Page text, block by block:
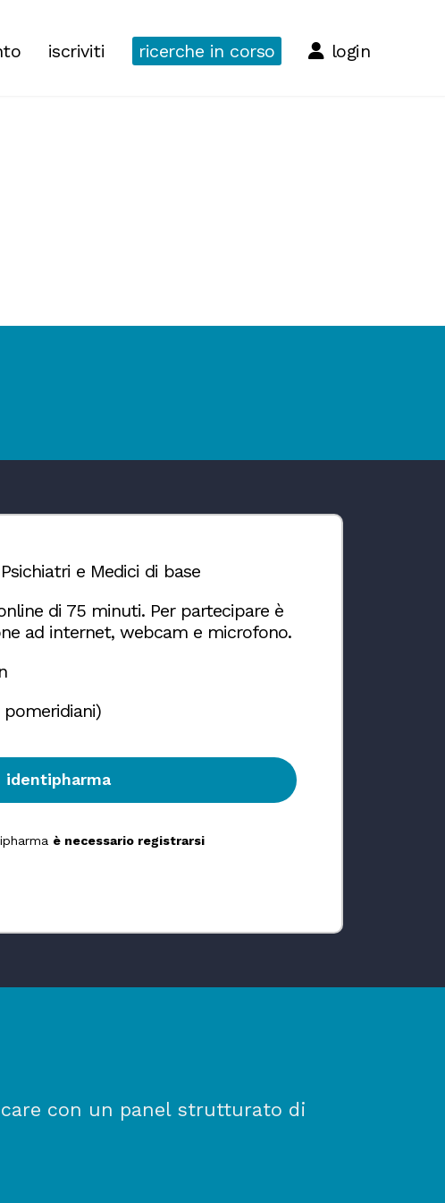
iscriviti ricerche in corso login
e Medici di base
di 75 minuti. Per partecipare è
ad internet, webcam e microfono.
identipharma
è necessario registrarsi
con un panel strutturato di